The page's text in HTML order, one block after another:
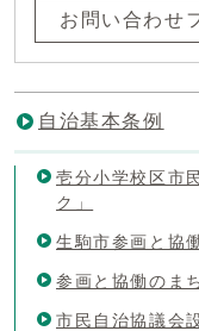
お問い合わせ
自治基本条例
壱分小学校区市
ク」
生駒市参画と協
参画と協働のま
市民自治協議会